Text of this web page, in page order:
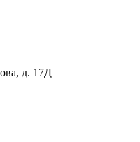
д. 17Д